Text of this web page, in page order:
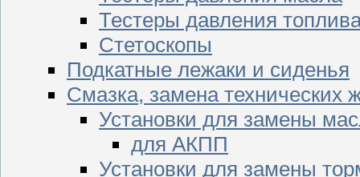
Тестеры давления
Стетоскопы
Подкатные лежаки и сиденья
Смазка, замена технических
Установки для замены
для АКПП
Установки для замены